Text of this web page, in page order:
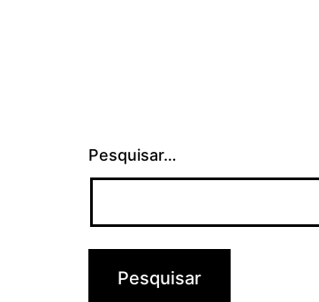
Pesquisar…